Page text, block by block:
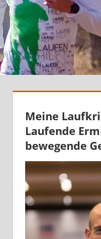
Meine
Laufende
bewegende